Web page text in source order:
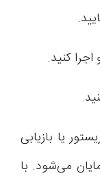
کنید.
یا بازیابی
می‌شود. با